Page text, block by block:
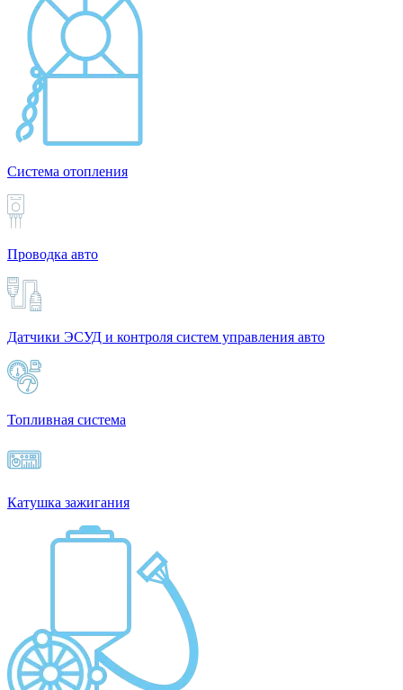
Система отопления
Проводка авто
Датчики ЭСУД и контроля систем управления авто
Топливная система
Катушка зажигания